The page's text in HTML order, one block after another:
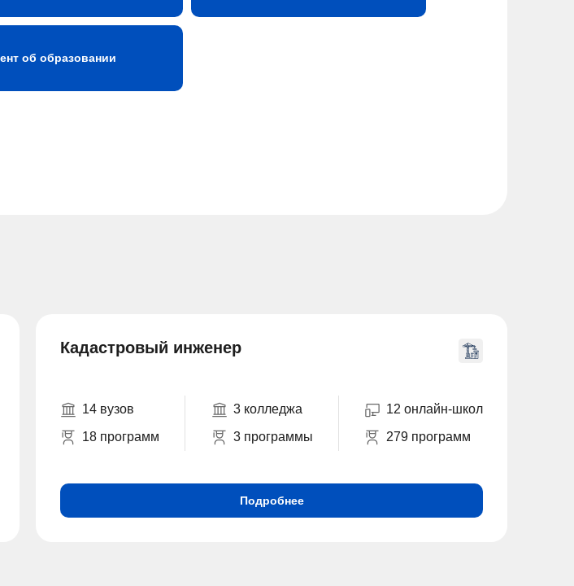
об образовании
Кадастровый инженер
14 вузов
18 программ
3 колледжа
3 программы
12 онлайн-школ
279 программ
Подробнее